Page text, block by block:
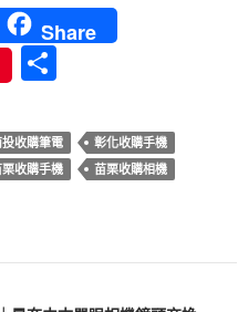
Share
投收購筆電
彰化收購手機
栗收購手機
苗栗收購相機